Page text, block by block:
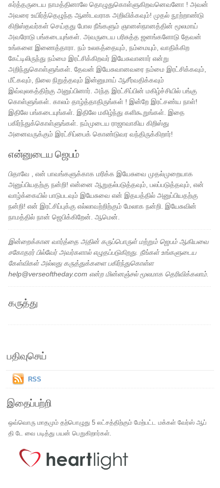
கர்த்தருடைய நாமத்தினாலே தொழுதுகொள்ளுகிறவனெவனோ ! அவன்
அவரை உயிர்த்தெழுந்த ஆண்டவராக அறிவிக்கவும்! முதல் நூற்றாண்டு
கிறிஸ்தவர்கள் செய்தது போல நீங்களும் ஞானஸ்நானத்தின் மூலமாய்
அவரோடு பங்கடையுங்கள். அவருடைய பரிசுத்த ஜனங்களோடு தேவன்
உங்களை இணைத்தாரா. நம் உலகத்தையும், நம்மையும், வாதிக்கிற
கேட்டிலிருந்து நம்மை இரட்சிக்கிறவர் இயேசுவானார் என்று
அறிந்துகொள்ளுங்கள். தேவன் இயேசுவானவரை நம்மை இரட்சிக்கவும்,
மீட்கவும், நிலை நிறுத்தவும் இன்னுமாய் ஆசீர்வதிக்கவும்
இவ்வுலகத்திற்கு அனுப்பினார். அந்த இரட்சிப்பின் மகிழ்ச்சியில் பங்கு
கொள்ளுங்கள். காலம் தாழ்த்தாதிருங்கள் ! இன்றே இரட்சண்ய நாள்!
இதிலே பங்கடையுங்கள். இதிலே மகிழ்ந்து களிகூறுங்கள். இதை
பகிர்ந்துக்கொள்ளுங்கள். நம்முடைய ராஜாவாகிய கிறிஸ்து
அனைவருக்கும் இரட்சிப்பைக் கொண்டுவர வந்திருக்கிறார்!
என்னுடைய ஜெபம்
பிதாவே , என் பாவங்களுக்காக மரிக்க இயேசுவை முதல்முறையாக
அனுப்பியதற்கு நன்றி! என்னை ஆறுதல்படுத்தவும், பலப்படுத்தவும், என்
வாழ்க்கையில் பாடுபடவும் இயேசுவை என் இதயத்தில் அனுப்பியதற்கு
நன்றி! என் இரட்சிப்புக்கு எல்லாவற்றிற்கும் மேலாக நன்றி. இயேசுவின்
நாமத்தில் நான் ஜெபிக்கிறேன். ஆமென்.
இன்றைக்கான வார்த்தை அதின் கருப்பொருள் மற்றும் ஜெபம் ஆகியவை
சகோதரர் பில்வேர் அவர்களால் எழுதப்படுகிறது. நீங்கள் உங்களுடைய
கேள்விகள் அல்லது கருத்துக்களை பகிர்ந்துகொள்ள
help@verseoftheday.com என்ற மின்னஞ்சல் மூலமாக தெரிவிக்கலாம்.
கருத்து
பதிவுசெய்
RSS
இதைப்பற்றி
ஒவ்வொரு மாதமும் தற்பொழுது 5 லட்சத்திற்கும் மேற்பட்ட மக்கள் வேர்ஸ் ஆப்
தி டே வை படித்து பயன் பெறுகிறார்கள்.